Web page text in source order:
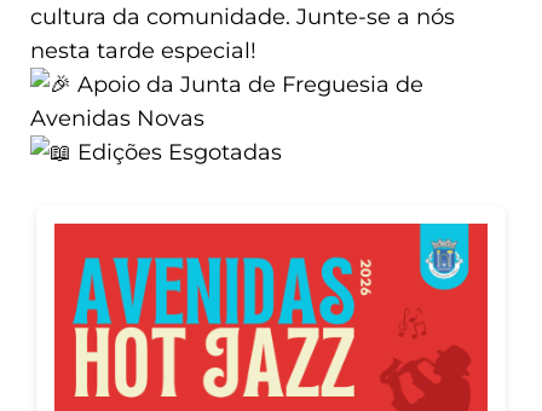
cultura da comunidade. Junte-se a nós
nesta tarde especial!
Apoio da Junta de Freguesia de
Avenidas Novas
Edições Esgotadas